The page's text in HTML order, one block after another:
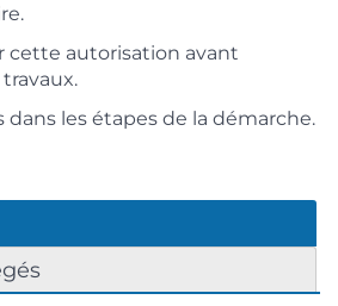
cette autorisation avant
dans les étapes de la démarche.